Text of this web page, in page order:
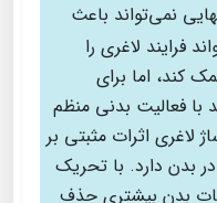
نمی‌تواند باعث
فرایند لاغری را
کند، اما برای
با فعالیت بدنی منظم
لاغری اثرات مثبتی بر
بدن دارد. با تحریک
بدن بیشتری حذف